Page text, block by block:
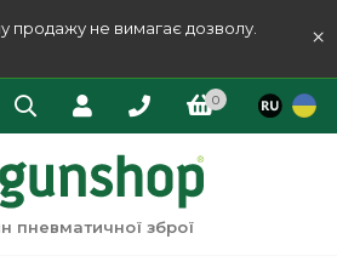
продажу не вимагає дозволу.
×
0
пневматичної зброї